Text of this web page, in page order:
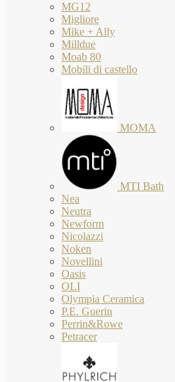
MG12
Migliore
Mike + Ally
Milldue
Moab 80
Mobili di castello
MOMA
MTI Bath
Nea
Neutra
Newform
Nicolazzi
Noken
Novellini
Oasis
OLI
Olympia Ceramica
P.E. Guerin
Perrin&Rowe
Petracer